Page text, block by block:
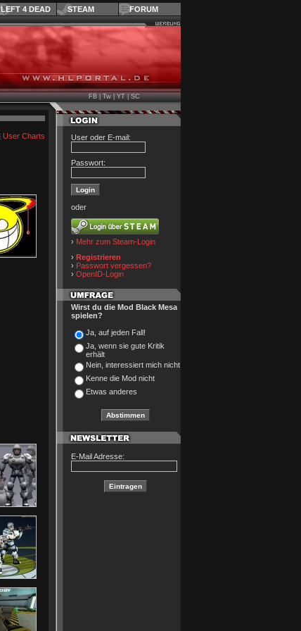
LEFT 4 DEAD STEAM FORUM
User Charts
FB|Tw|YT|SC
User oder E-mail:
Passwort:
oder
› Mehr zum Steam-Login
› Registrieren
› Passwort vergessen?
› OpenID-Login
Wirst du die Mod Black Mesa
spielen?
Ja, auf jeden Fall!
Ja, wenn sie gute Kritik
erhält
Nein, interessiert mich nicht
Kenne die Mod nicht
Etwas anderes
E-Mail Adresse: